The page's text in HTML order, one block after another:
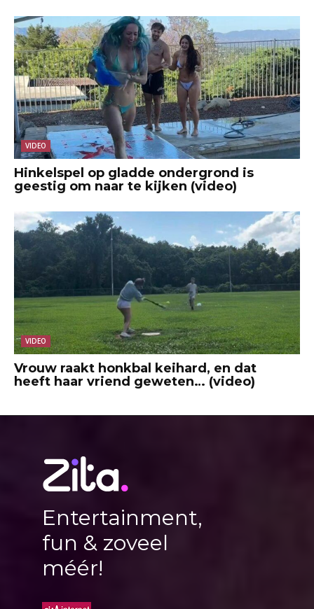
VIDEO
Hinkelspel op gladde ondergrond is
geestig om naar te kijken (video)
VIDEO
Vrouw raakt honkbal keihard, en dat
heeft haar vriend geweten… (video)
Entertainment,
fun & zoveel
méér!